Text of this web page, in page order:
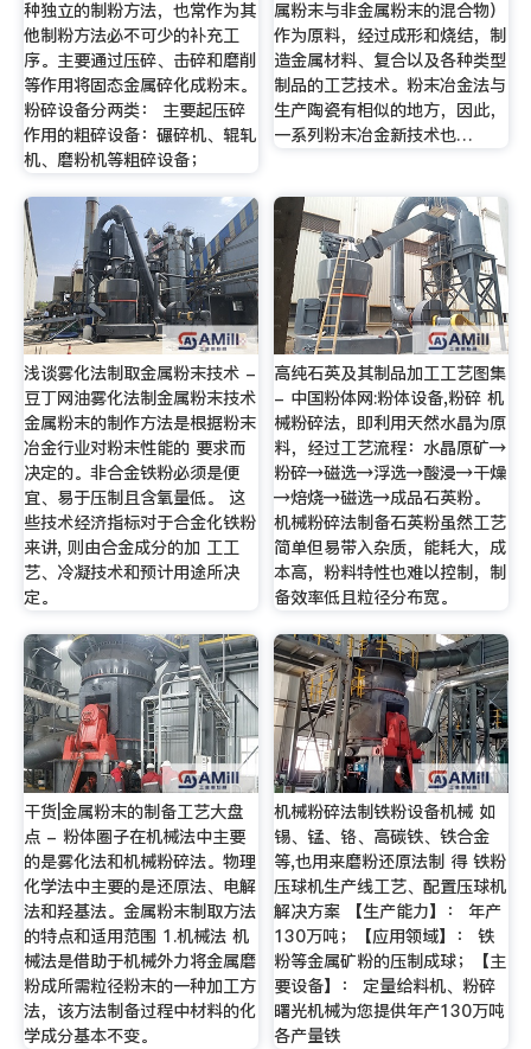
种独立的制粉方法，也常作为其
他制粉方法必不可少的补充工
序。主要通过压碎、击碎和磨削
等作用将固态金属碎化成粉末。
粉碎设备分两类： 主要起压碎
作用的粗碎设备：碾碎机、辊轧
机、磨粉机等粗碎设备；
属粉末与非金属粉末的混合物）
作为原料，经过成形和烧结，制
造金属材料、复合以及各种类型
制品的工艺技术。粉末冶金法与
生产陶瓷有相似的地方，因此，
一系列粉末冶金新技术也…
浅谈雾化法制取金属粉末技术 -
豆丁网油雾化法制金属粉末技术
金属粉末的制作方法是根据粉末
冶金行业对粉末性能的 要求而
决定的。非合金铁粉必须是便
宜、易于压制且含氧量低。 这
些技术经济指标对于合金化铁粉
来讲, 则由合金成分的加 工工
艺、冷凝技术和预计用途所决
定。
高纯石英及其制品加工工艺图集
- 中国粉体网:粉体设备,粉碎 机
械粉碎法，即利用天然水晶为原
料，经过工艺流程：水晶原矿→
粉碎→磁选→浮选→酸浸→干燥
→焙烧→磁选→成品石英粉。
机械粉碎法制备石英粉虽然工艺
简单但易带入杂质，能耗大，成
本高，粉料特性也难以控制，制
备效率低且粒径分布宽。
干货|金属粉末的制备工艺大盘
点 - 粉体圈子在机械法中主要
的是雾化法和机械粉碎法。物理
化学法中主要的是还原法、电解
法和羟基法。金属粉末制取方法
的特点和适用范围 1.机械法 机
械法是借助于机械外力将金属磨
粉成所需粒径粉末的一种加工方
法，该方法制备过程中材料的化
学成分基本不变。
机械粉碎法制铁粉设备机械 如
锡、锰、铬、高碳铁、铁合金
等,也用来磨粉还原法制 得 铁粉
压球机生产线工艺、配置压球机
解决方案 【生产能力】： 年产
130万吨；【应用领域】： 铁
粉等金属矿粉的压制成球；【主
要设备】： 定量给料机、粉碎
曙光机械为您提供年产130万吨
各产量铁